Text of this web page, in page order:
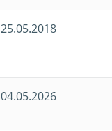
25.05.2018
04.05.2026